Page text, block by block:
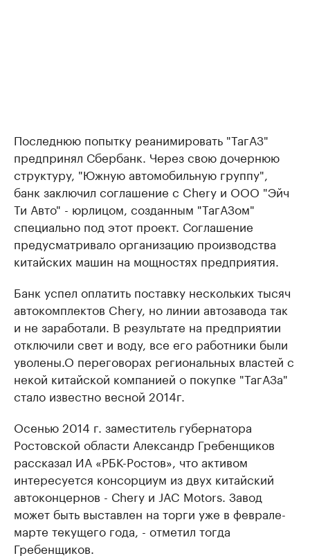
Последнюю попытку реанимировать "ТагАЗ"
предпринял Сбербанк. Через свою дочернюю
структуру, "Южную автомобильную группу",
банк заключил соглашение с Chery и ООО "Эйч
Ти Авто" - юрлицом, созданным "ТагАЗом"
специально под этот проект. Соглашение
предусматривало организацию производства
китайских машин на мощностях предприятия.
Банк успел оплатить поставку нескольких тысяч
автокомплектов Chery, но линии автозавода так
и не заработали. В результате на предприятии
отключили свет и воду, все его работники были
уволены.О переговорах региональных властей с
некой китайской компанией о покупке "ТагАЗа"
стало известно весной 2014г.
Осенью 2014 г. заместитель губернатора
Ростовской области Александр Гребенщиков
рассказал ИА «РБК-Ростов», что активом
интересуется консорциум из двух китайский
автоконцернов - Сhery и JAC Motors. Завод
может быть выставлен на торги уже в феврале-
марте текущего года, - отметил тогда
Гребенщиков.